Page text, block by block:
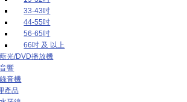
33-43吋
44-55吋
56-65吋
66吋 及 以上
藍光/DVD播放機
音響
錄音機
產品